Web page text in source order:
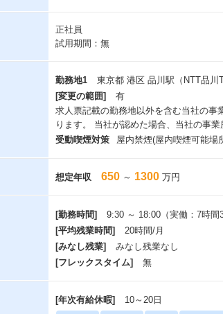
正社員
試用期間：無
勤務地1
東京都 港区 品川駅（NTT品川
[変更の範囲]
有
求人票記載の勤務地以外を含む当社の事
ります。 当社が認めた場合、当社の事
受動喫煙対策
屋内禁煙(屋内喫煙可能場
想定年収 650 ～ 1300 万円
[勤務時間]
9:30 ～ 18:00（実働：7時
[平均残業時間]
20時間/月
[みなし残業]
みなし残業なし
[フレックスタイム]
無
[年次有給休暇] 10～20日